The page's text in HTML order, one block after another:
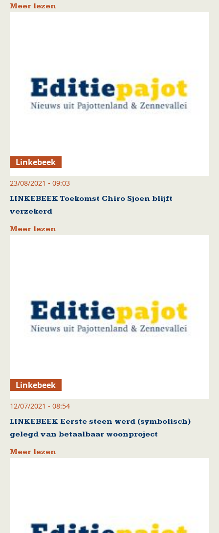
Meer lezen
Linkebeek
23/08/2021 - 09:03
LINKEBEEK Toekomst Chiro Sjoen blijft
verzekerd
Meer lezen
Linkebeek
12/07/2021 - 08:54
LINKEBEEK Eerste steen werd (symbolisch)
gelegd van betaalbaar woonproject
Meer lezen